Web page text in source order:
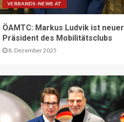
VERBANDS-NEWS AT
ÖAMTC: Markus Ludvik ist neuer
Präsident des Mobilitätsclubs
8. Dezember 2025